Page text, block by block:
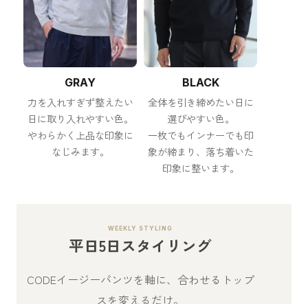
GRAY
力を入れすぎず整えたい
日に取り入れやすい色。
やわらかく上品な印象に
なじみます。
BLACK
全体を引き締めたい日に
選びやすい色。
一枚でもインナーでも印
象が締まり、落ち着いた
印象に整います。
WEEKLY STYLING
平日5日スタイリング
CODEイージーパンツを軸に、合わせるトップ
スを変えるだけ。